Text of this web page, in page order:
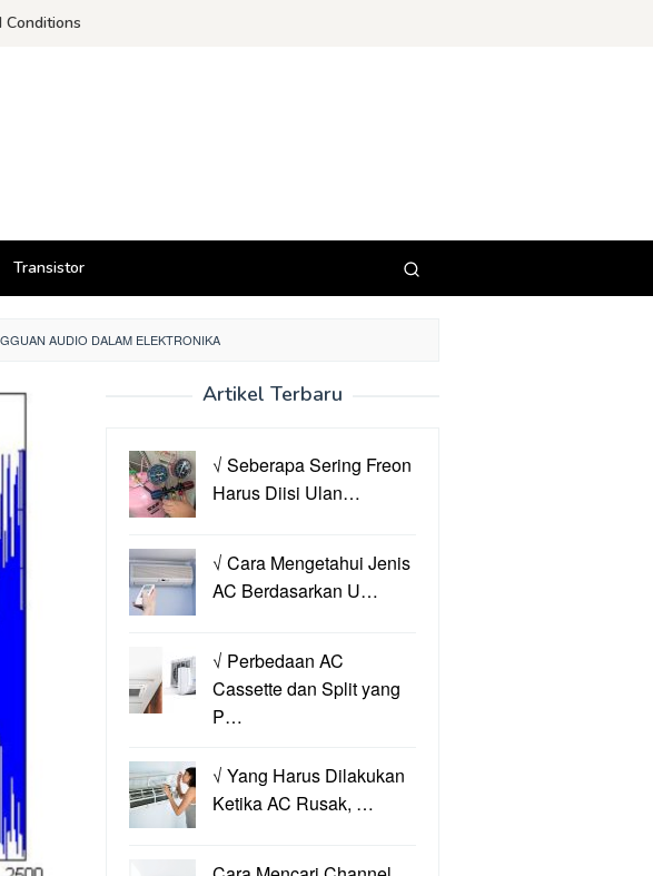
Conditions
Transistor
AUDIO DALAM ELEKTRONIKA
Artikel Terbaru
√ Seberapa Sering Freon
Harus Diisi Ulan…
√ Cara Mengetahui Jenis
AC Berdasarkan U…
√ Perbedaan AC
Cassette dan Split yang
P…
√ Yang Harus Dilakukan
Ketika AC Rusak, …